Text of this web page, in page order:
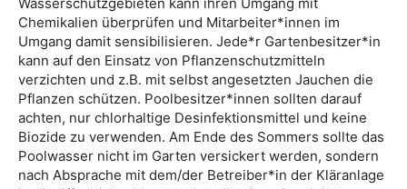
Chemikalien überprüfen und Mitarbeiter*innen im
Umgang damit sensibilisieren. Jede*r Gartenbesitzer*in
kann auf den Einsatz von Pflanzenschutzmitteln
verzichten und z.B. mit selbst angesetzten Jauchen die
Pflanzen schützen. Poolbesitzer*innen sollten darauf
achten, nur chlorhaltige Desinfektionsmittel und keine
Biozide zu verwenden. Am Ende des Sommers sollte das
Poolwasser nicht im Garten versickert werden, sondern
nach Absprache mit dem/der Betreiber*in der Kläranlage